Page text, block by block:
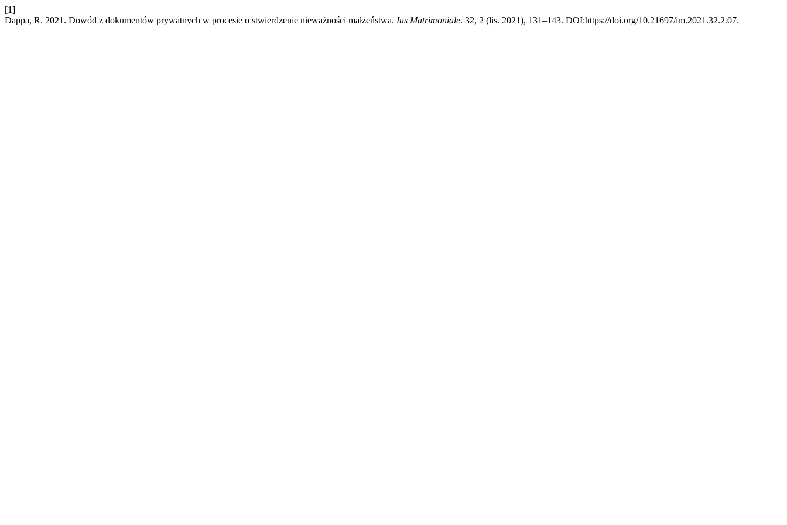
[1]
Dappa, R. 2021. Dowód z dokumentów prywatnych w procesie o stwierdzenie nieważności małżeństwa. Ius Matrimoniale. 32, 2 (lis. 2021), 131–143. DOI:https://doi.org/10.21697/im.2021.32.2.07.